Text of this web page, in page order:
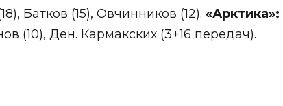
Батков (15), Овчинников (12). «Арктика»:
(10), Ден. Кармакских (3+16 передач).